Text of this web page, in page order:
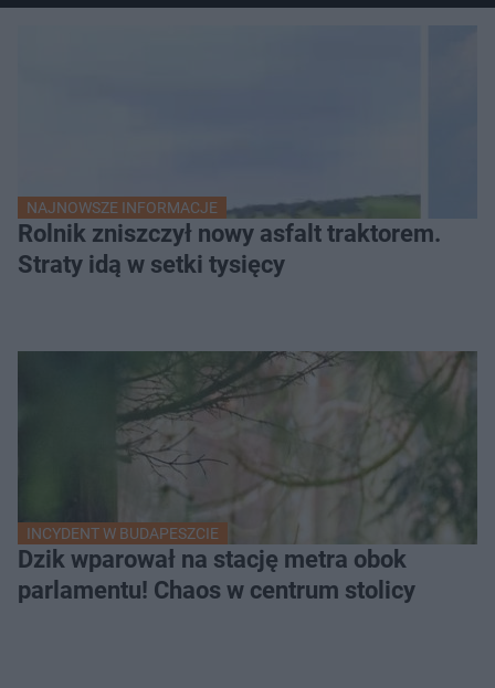
NAJNOWSZE INFORMACJE
Rolnik zniszczył nowy asfalt traktorem.
Straty idą w setki tysięcy
INCYDENT W BUDAPESZCIE
Dzik wparował na stację metra obok
parlamentu! Chaos w centrum stolicy